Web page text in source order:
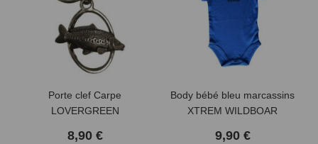
Porte clef Carpe
LOVERGREEN
8,90 €
Body bébé bleu marcassins
XTREM WILDBOAR
9,90 €